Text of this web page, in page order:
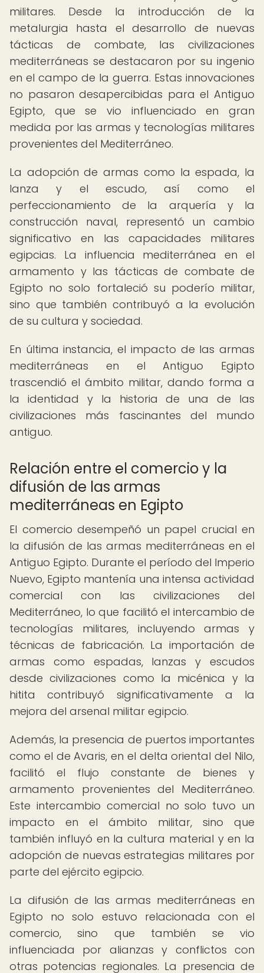
militares. Desde la introducción de la
metalurgia hasta el desarrollo de nuevas
tácticas de combate, las civilizaciones
mediterráneas se destacaron por su ingenio
en el campo de la guerra. Estas innovaciones
no pasaron desapercibidas para el Antiguo
Egipto, que se vio influenciado en gran
medida por las armas y tecnologías militares
provenientes del Mediterráneo.
La adopción de armas como la espada, la
lanza y el escudo, así como el
perfeccionamiento de la arquería y la
construcción naval, representó un cambio
significativo en las capacidades militares
egipcias. La influencia mediterránea en el
armamento y las tácticas de combate de
Egipto no solo fortaleció su poderío militar,
sino que también contribuyó a la evolución
de su cultura y sociedad.
En última instancia, el impacto de las armas
mediterráneas en el Antiguo Egipto
trascendió el ámbito militar, dando forma a
la identidad y la historia de una de las
civilizaciones más fascinantes del mundo
antiguo.
Relación entre el comercio y la
difusión de las armas
mediterráneas en Egipto
El comercio desempeñó un papel crucial en
la difusión de las armas mediterráneas en el
Antiguo Egipto. Durante el período del Imperio
Nuevo, Egipto mantenía una intensa actividad
comercial con las civilizaciones del
Mediterráneo, lo que facilitó el intercambio de
tecnologías militares, incluyendo armas y
técnicas de fabricación. La importación de
armas como espadas, lanzas y escudos
desde civilizaciones como la micénica y la
hitita contribuyó significativamente a la
mejora del arsenal militar egipcio.
Además, la presencia de puertos importantes
como el de Avaris, en el delta oriental del Nilo,
facilitó el flujo constante de bienes y
armamento provenientes del Mediterráneo.
Este intercambio comercial no solo tuvo un
impacto en el ámbito militar, sino que
también influyó en la cultura material y en la
adopción de nuevas estrategias militares por
parte del ejército egipcio.
La difusión de las armas mediterráneas en
Egipto no solo estuvo relacionada con el
comercio, sino que también se vio
influenciada por alianzas y conflictos con
otras potencias regionales. La presencia de